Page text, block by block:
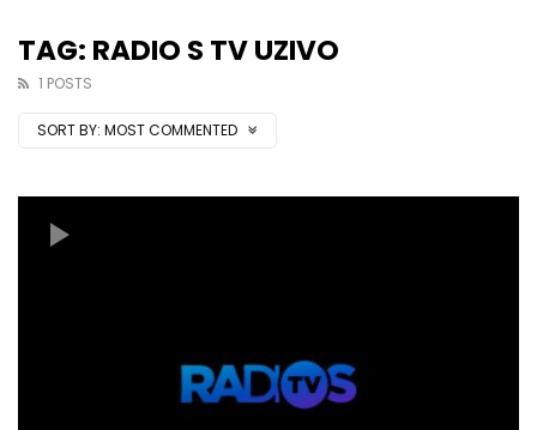
TAG: RADIO S TV UZIVO
1 POSTS
SORT BY: MOST COMMENTED